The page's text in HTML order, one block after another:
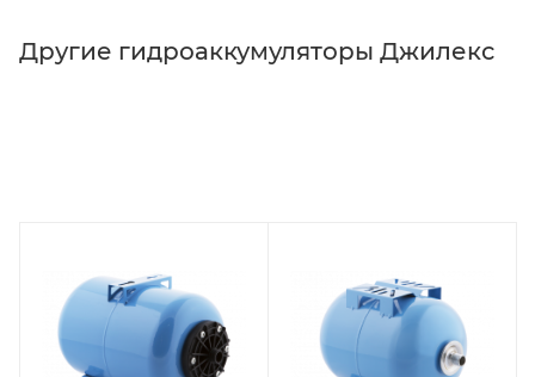
Другие гидроаккумуляторы Джилекс